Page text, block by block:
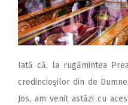
Iată că, la rugămintea
credincioşilor din de
Jos, am venit astăzi cu